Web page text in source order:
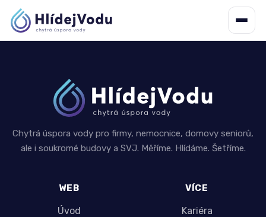
Chytrá úspora vody pro firmy, nemocnice, domovy seniorů,
ale i soukromé budovy a SVJ. Měříme. Hlídáme. Šetříme.
WEB
Úvod
VÍCE
Kariéra